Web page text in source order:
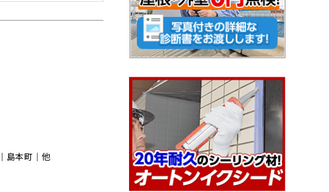
島本町｜他